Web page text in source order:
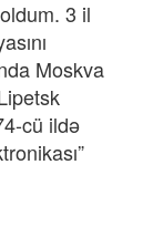
3 il
Moskva
cü ildə